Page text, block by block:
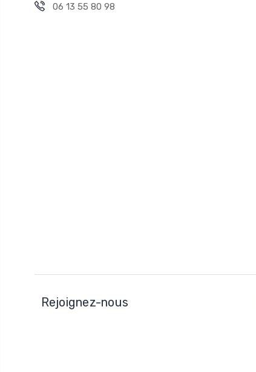
06 13 55 80 98
Rejoignez-nous